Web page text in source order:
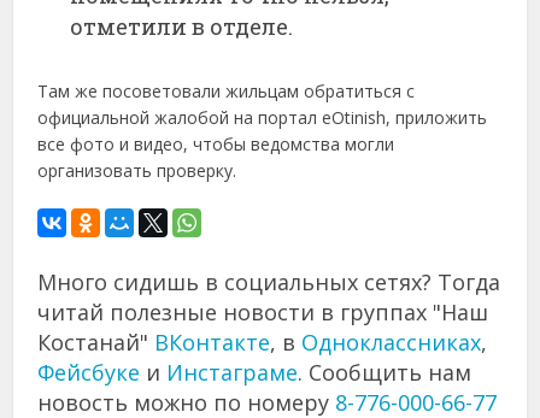
отметили в отделе.
Там же посоветовали жильцам обратиться с
официальной жалобой на портал eOtinish, приложить
все фото и видео, чтобы ведомства могли
организовать проверку.
Много сидишь в социальных сетях? Тогда
читай полезные новости в группах "Наш
Костанай" ВКонтакте, в Одноклассниках,
Фейсбуке и Инстаграме. Сообщить нам
новость можно по номеру 8-776-000-66-77